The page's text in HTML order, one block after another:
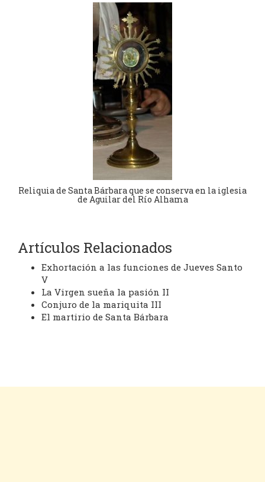
Reliquia de Santa Bárbara que se conserva en la iglesia
de Aguilar del Río Alhama
Artículos Relacionados
Exhortación a las funciones de Jueves Santo
V
La Virgen sueña la pasión II
Conjuro de la mariquita III
El martirio de Santa Bárbara